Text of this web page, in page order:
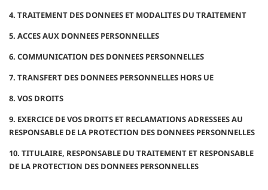
4. TRAITEMENT DES DONNEES ET MODALITES DU TRAITEMENT
5. ACCES AUX DONNEES PERSONNELLES
6. COMMUNICATION DES DONNEES PERSONNELLES
7. TRANSFERT DES DONNEES PERSONNELLES HORS UE
8. VOS DROITS
9. EXERCICE DE VOS DROITS ET RECLAMATIONS ADRESSEES AU
RESPONSABLE DE LA PROTECTION DES DONNEES PERSONNELLES
10. TITULAIRE, RESPONSABLE DU TRAITEMENT ET RESPONSABLE
DE LA PROTECTION DES DONNEES PERSONNELLES